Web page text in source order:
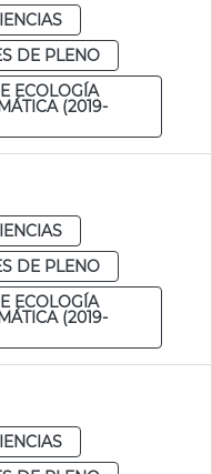
DE PLENO
ECOLOGÍA
(2019-
DE PLENO
ECOLOGÍA
(2019-